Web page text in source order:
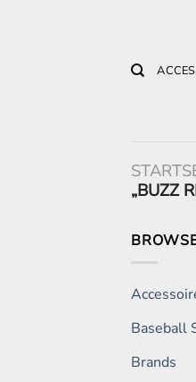
„BUZZ
Baseball
Brands